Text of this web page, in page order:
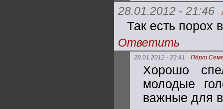
28.01.2012 - 21:46
Так есть порох
Ответить
28.01.2012 - 23:41 Пёрт
Хорошо
молодые
важные для